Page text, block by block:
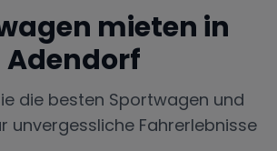
mieten in
Adendorf
die besten Sportwagen und
unvergessliche Fahrerlebnisse